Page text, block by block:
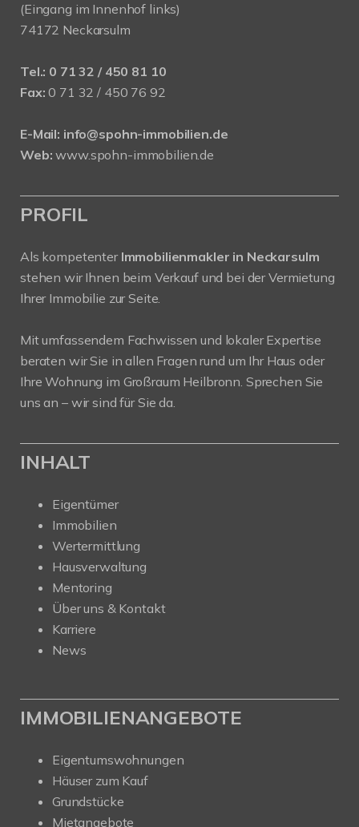
(Eingang im Innenhof links)
74172 Neckarsulm
Tel.: 0 71 32 / 450 81 10
Fax: 0 71 32 / 450 76 92
E-Mail: info@spohn-immobilien.de
Web: www.spohn-immobilien.de
PROFIL
Als kompetenter Immobilienmakler in Neckarsulm
stehen wir Ihnen beim Verkauf und bei der Vermietung
Ihrer Immobilie zur Seite.
Mit umfassendem Fachwissen und lokaler Expertise
beraten wir Sie in allen Fragen rund um Ihr Haus oder
Ihre Wohnung im Großraum Heilbronn. Sprechen Sie
uns an – wir sind für Sie da.
INHALT
Eigentümer
Immobilien
Wertermittlung
Hausverwaltung
Mentoring
Über uns & Kontakt
Karriere
News
IMMOBILIENANGEBOTE
Eigentumswohnungen
Häuser zum Kauf
Grundstücke
Mietangebote